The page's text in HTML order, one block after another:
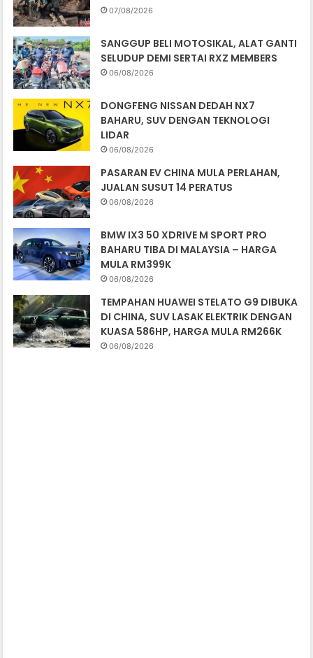
07/08/2026
SANGGUP BELI MOTOSIKAL, ALAT GANTI
SELUDUP DEMI SERTAI RXZ MEMBERS
06/08/2026
DONGFENG NISSAN DEDAH NX7
BAHARU, SUV DENGAN TEKNOLOGI
LIDAR
06/08/2026
PASARAN EV CHINA MULA PERLAHAN,
JUALAN SUSUT 14 PERATUS
06/08/2026
BMW IX3 50 XDRIVE M SPORT PRO
BAHARU TIBA DI MALAYSIA – HARGA
MULA RM399K
06/08/2026
TEMPAHAN HUAWEI STELATO G9 DIBUKA
DI CHINA, SUV LASAK ELEKTRIK DENGAN
KUASA 586HP, HARGA MULA RM266K
06/08/2026